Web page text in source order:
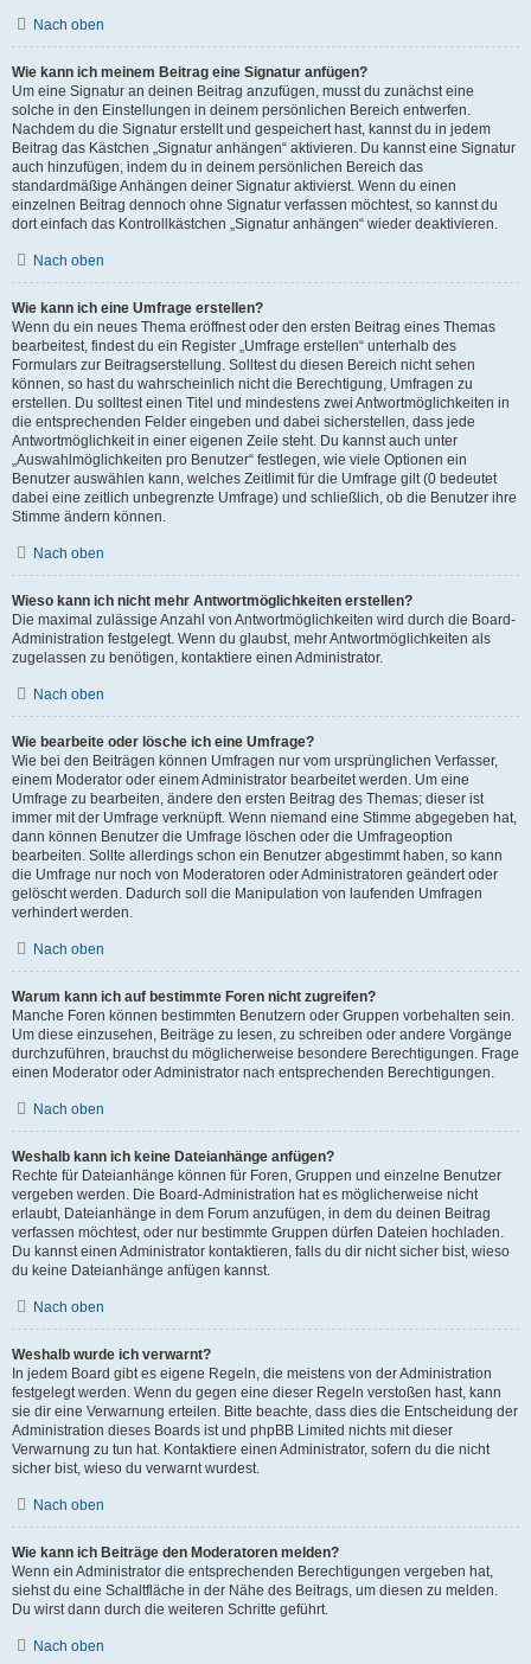
Nach oben
Wie kann ich meinem Beitrag eine Signatur anfügen?
Um eine Signatur an deinen Beitrag anzufügen, musst du zunächst eine
solche in den Einstellungen in deinem persönlichen Bereich entwerfen.
Nachdem du die Signatur erstellt und gespeichert hast, kannst du in jedem
Beitrag das Kästchen „Signatur anhängen“ aktivieren. Du kannst eine Signatur
auch hinzufügen, indem du in deinem persönlichen Bereich das
standardmäßige Anhängen deiner Signatur aktivierst. Wenn du einen
einzelnen Beitrag dennoch ohne Signatur verfassen möchtest, so kannst du
dort einfach das Kontrollkästchen „Signatur anhängen“ wieder deaktivieren.
Nach oben
Wie kann ich eine Umfrage erstellen?
Wenn du ein neues Thema eröffnest oder den ersten Beitrag eines Themas
bearbeitest, findest du ein Register „Umfrage erstellen“ unterhalb des
Formulars zur Beitragserstellung. Solltest du diesen Bereich nicht sehen
können, so hast du wahrscheinlich nicht die Berechtigung, Umfragen zu
erstellen. Du solltest einen Titel und mindestens zwei Antwortmöglichkeiten in
die entsprechenden Felder eingeben und dabei sicherstellen, dass jede
Antwortmöglichkeit in einer eigenen Zeile steht. Du kannst auch unter
„Auswahlmöglichkeiten pro Benutzer“ festlegen, wie viele Optionen ein
Benutzer auswählen kann, welches Zeitlimit für die Umfrage gilt (0 bedeutet
dabei eine zeitlich unbegrenzte Umfrage) und schließlich, ob die Benutzer ihre
Stimme ändern können.
Nach oben
Wieso kann ich nicht mehr Antwortmöglichkeiten erstellen?
Die maximal zulässige Anzahl von Antwortmöglichkeiten wird durch die Board-
Administration festgelegt. Wenn du glaubst, mehr Antwortmöglichkeiten als
zugelassen zu benötigen, kontaktiere einen Administrator.
Nach oben
Wie bearbeite oder lösche ich eine Umfrage?
Wie bei den Beiträgen können Umfragen nur vom ursprünglichen Verfasser,
einem Moderator oder einem Administrator bearbeitet werden. Um eine
Umfrage zu bearbeiten, ändere den ersten Beitrag des Themas; dieser ist
immer mit der Umfrage verknüpft. Wenn niemand eine Stimme abgegeben hat,
dann können Benutzer die Umfrage löschen oder die Umfrageoption
bearbeiten. Sollte allerdings schon ein Benutzer abgestimmt haben, so kann
die Umfrage nur noch von Moderatoren oder Administratoren geändert oder
gelöscht werden. Dadurch soll die Manipulation von laufenden Umfragen
verhindert werden.
Nach oben
Warum kann ich auf bestimmte Foren nicht zugreifen?
Manche Foren können bestimmten Benutzern oder Gruppen vorbehalten sein.
Um diese einzusehen, Beiträge zu lesen, zu schreiben oder andere Vorgänge
durchzuführen, brauchst du möglicherweise besondere Berechtigungen. Frage
einen Moderator oder Administrator nach entsprechenden Berechtigungen.
Nach oben
Weshalb kann ich keine Dateianhänge anfügen?
Rechte für Dateianhänge können für Foren, Gruppen und einzelne Benutzer
vergeben werden. Die Board-Administration hat es möglicherweise nicht
erlaubt, Dateianhänge in dem Forum anzufügen, in dem du deinen Beitrag
verfassen möchtest, oder nur bestimmte Gruppen dürfen Dateien hochladen.
Du kannst einen Administrator kontaktieren, falls du dir nicht sicher bist, wieso
du keine Dateianhänge anfügen kannst.
Nach oben
Weshalb wurde ich verwarnt?
In jedem Board gibt es eigene Regeln, die meistens von der Administration
festgelegt werden. Wenn du gegen eine dieser Regeln verstoßen hast, kann
sie dir eine Verwarnung erteilen. Bitte beachte, dass dies die Entscheidung der
Administration dieses Boards ist und phpBB Limited nichts mit dieser
Verwarnung zu tun hat. Kontaktiere einen Administrator, sofern du die nicht
sicher bist, wieso du verwarnt wurdest.
Nach oben
Wie kann ich Beiträge den Moderatoren melden?
Wenn ein Administrator die entsprechenden Berechtigungen vergeben hat,
siehst du eine Schaltfläche in der Nähe des Beitrags, um diesen zu melden.
Du wirst dann durch die weiteren Schritte geführt.
Nach oben